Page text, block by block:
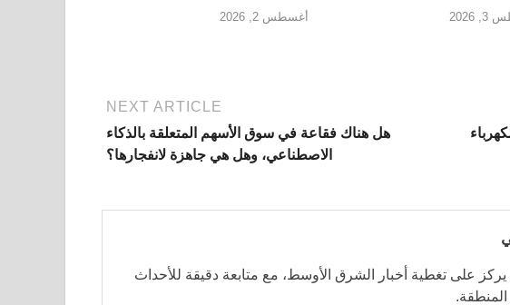
أغسطس 2, 2026
NEXT ARTICLE
هل هناك فقاعة في سوق الأسهم المتعلقة بالذكاء
الاصطناعي، وهل هي جاهزة لانفجارها؟
على تغطية أخبار الشرق الأوسط، مع متابعة دقيقة للأحداث
المنطقة.